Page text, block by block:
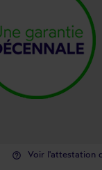
help_outline Voir l'attestation